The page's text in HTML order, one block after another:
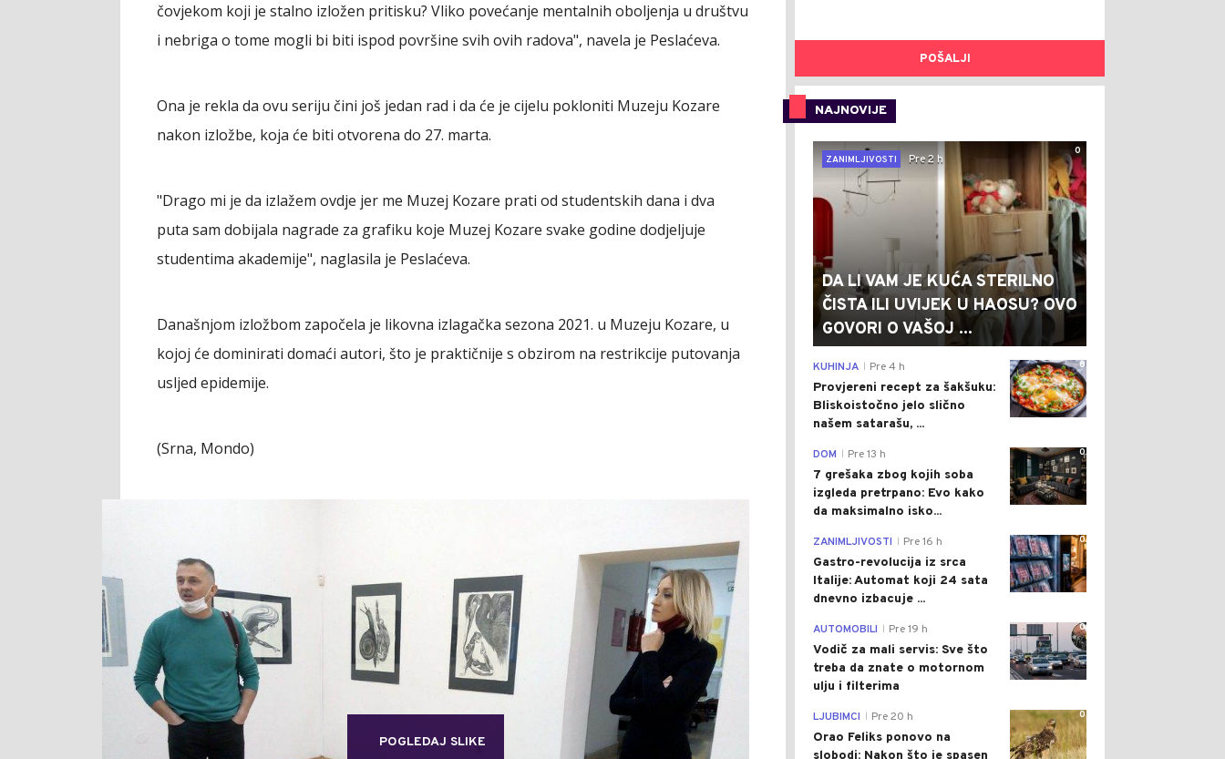
čovjekom koji je stalno izložen pritisku? Vliko povećanje mentalnih oboljenja u društvu
i nebriga o tome mogli bi biti ispod površine svih ovih radova", navela je Peslaćeva.
Ona je rekla da ovu seriju čini još jedan rad i da će je cijelu pokloniti Muzeju Kozare
nakon izložbe, koja će biti otvorena do 27. marta.
"Drago mi je da izlažem ovdje jer me Muzej Kozare prati od studentskih dana i dva
puta sam dobijala nagrade za grafiku koje Muzej Kozare svake godine dodjeljuje
studentima akademije", naglasila je Peslaćeva.
Današnjom izložbom započela je likovna izlagačka sezona 2021. u Muzeju Kozare, u
kojoj će dominirati domaći autori, što je praktičnije s obzirom na restrikcije putovanja
usljed epidemije.
(Srna, Mondo)
POGLEDAJ SLIKE
POŠALJI
NAJNOVIJE
0
ZANIMLJIVOSTI
Pre 2 h
DA LI VAM JE KUĆA STERILNO
ČISTA ILI UVIJEK U HAOSU? OVO
GOVORI O VAŠOJ ...
0
KUHINJA Pre 4 h
Provjereni recept za šakšuku:
Bliskoistočno jelo slično
našem satarašu, ...
0
DOM Pre 13 h
7 grešaka zbog kojih soba
izgleda pretrpano: Evo kako
da maksimalno isko...
0
ZANIMLJIVOSTI Pre 16 h
Gastro-revolucija iz srca
Italije: Automat koji 24 sata
dnevno izbacuje ...
0
AUTOMOBILI Pre 19 h
Vodič za mali servis: Sve što
treba da znate o motornom
ulju i filterima
0
LJUBIMCI Pre 20 h
Orao Feliks ponovo na
slobodi: Nakon što je spasen